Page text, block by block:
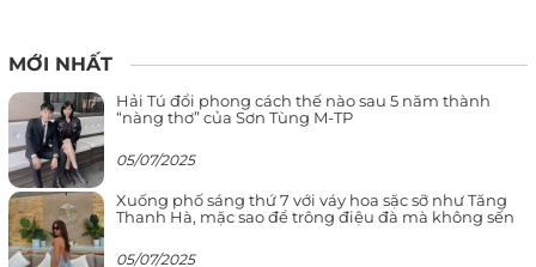
MỚI NHẤT
Hải Tú đổi phong cách thế nào sau 5 năm thành
“nàng thơ” của Sơn Tùng M-TP
05/07/2025
Xuống phố sáng thứ 7 với váy hoa sặc sỡ như Tăng
Thanh Hà, mặc sao để trông điệu đà mà không sến
05/07/2025